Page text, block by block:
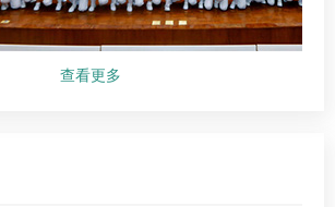
查看更多